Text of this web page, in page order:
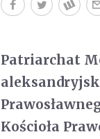
Patriarchat
Kościoła